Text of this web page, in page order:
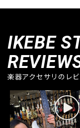
IKEBE
楽器アクセサリのレ